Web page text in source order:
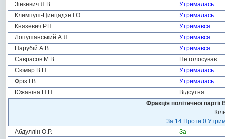
Зінкевич Я.В.
Утрималась
Климпуш-Цинцадзе І.О.
Утрималась
Князевич Р.П.
Утримався
Лопушанський А.Я.
Утримався
Парубій А.В.
Утримався
Саврасов М.В.
Не голосував
Сюмар В.П.
Утрималась
Фріз І.В.
Утрималась
Южаніна Н.П.
Відсутня
Фракція політичної
За:14 Проти:0
Абдуллін О.Р.
За